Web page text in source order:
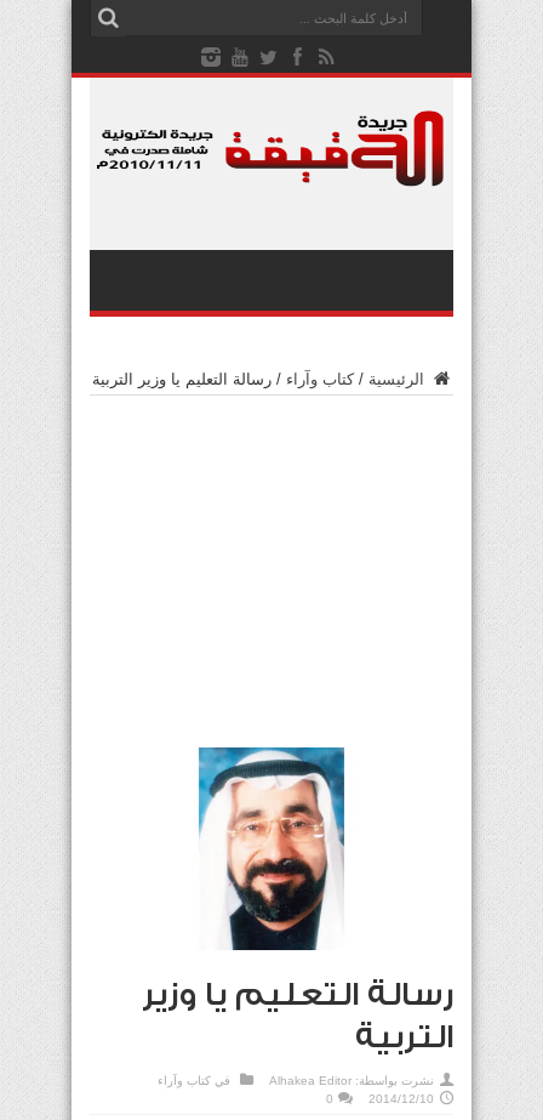
الرئيسية / كتاب وآراء / رسالة التعليم يا وزير التربية
رسالة التعليم يا وزير
التربية
نشرت بواسطة: Alhakea Editor في كتاب وآراء
2014/12/10
0